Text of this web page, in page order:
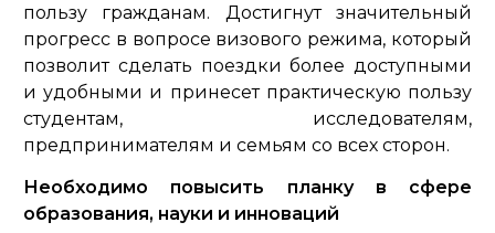
пользу гражданам. Достигнут значительный
прогресс в вопросе визового режима, который
позволит сделать поездки более доступными
и удобными и принесет практическую пользу
студентам, исследователям,
предпринимателям и семьям со всех сторон.
Необходимо повысить планку в сфере
образования, науки и инноваций